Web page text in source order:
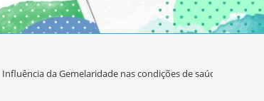
Influência da Gemelaridade nas condições de saúde bucal